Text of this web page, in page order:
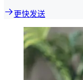
更快发送